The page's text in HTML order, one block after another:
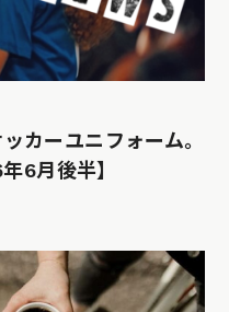
カーユニフォーム。
6月後半】